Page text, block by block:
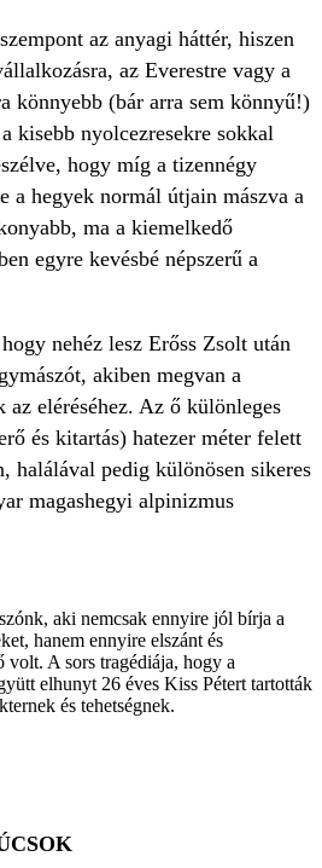
az anyagi háttér, hiszen
az Everestre vagy a
könnyebb (bár arra sem könnyű!)
kisebb nyolcezresekre sokkal
hogy míg a tizennégy
a hegyek normál útjain mászva a
ma a kiemelkedő
egyre kevésbé népszerű a
nehéz lesz Erőss Zsolt után
akiben megvan a
az eléréséhez. Az ő különleges
és kitartás) hatezer méter felett
halálával pedig különösen sikeres
magashegyi alpinizmus
aki nemcsak ennyire jól bírja a
hanem ennyire elszánt és
volt. A sors tragédiája, hogy a
elhunyt 26 éves Kiss Pétert tartották
és tehetségnek.